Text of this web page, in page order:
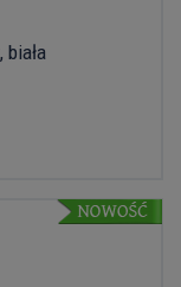
biała